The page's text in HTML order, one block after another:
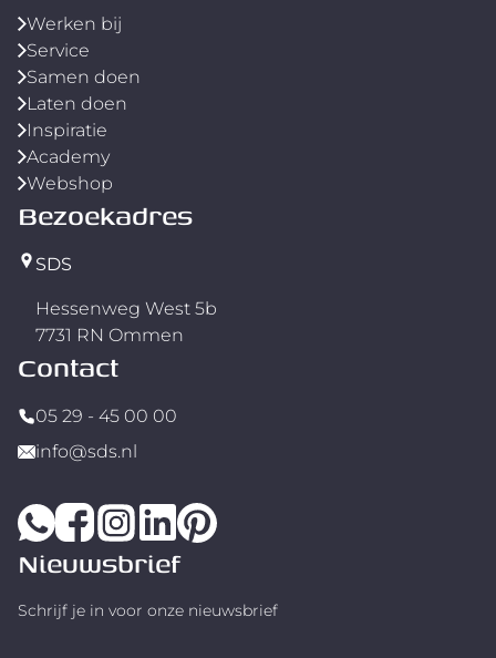
Werken bij
Service
Samen doen
Laten doen
Inspiratie
Academy
Webshop
Bezoekadres
SDS
Hessenweg West 5b
7731 RN Ommen
Contact
05 29 - 45 00 00
info@sds.nl
Nieuwsbrief
Schrijf je in voor onze nieuwsbrief